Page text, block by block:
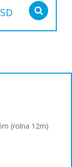
(rolna 12m)